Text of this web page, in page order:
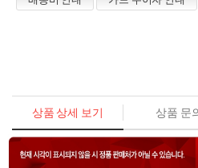
상품 상세 보기 상품 문